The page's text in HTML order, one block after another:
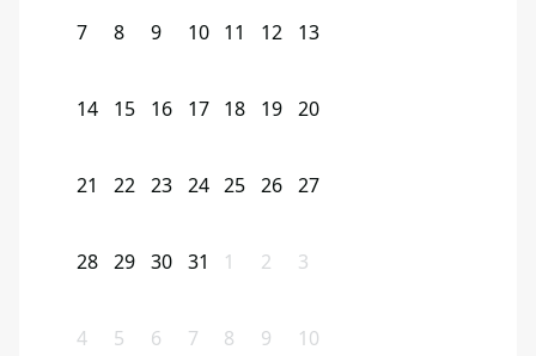
7 8 9 10 11 12 13
14 15 16 17 18 19 20
21 22 23 24 25 26 27
28 29 30 31 1 2 3
4 5 6 7 8 9 10